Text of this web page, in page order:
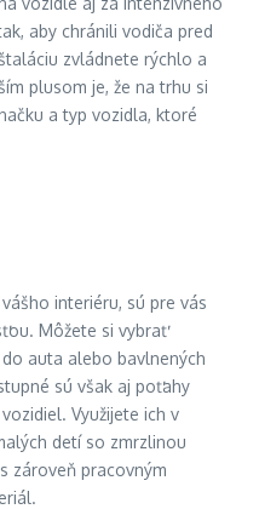
aby chránili vodiča pred
zvládnete rýchlo a
plusom je, že na trhu si
a typ vozidla, ktoré
interiéru, sú pre vás
Môžete si vybrať
auta alebo bavlnených
sú však aj poťahy
Využijete ich v
detí so zmrzlinou
zároveň pracovným